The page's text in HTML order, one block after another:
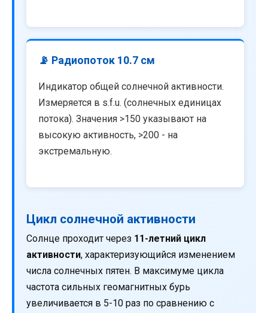
📡 Радиопоток 10.7 см
Индикатор общей солнечной активности.
Измеряется в s.f.u. (солнечных единицах
потока). Значения >150 указывают на
высокую активность, >200 - на
экстремальную.
Цикл солнечной активности
Солнце проходит через 11-летний цикл
активности, характеризующийся изменением
числа солнечных пятен. В максимуме цикла
частота сильных геомагнитных бурь
увеличивается в 5-10 раз по сравнению с